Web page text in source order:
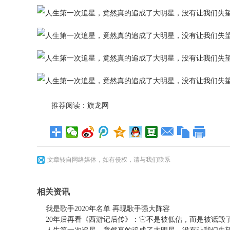
推荐阅读： 旗龙网
文章转自网络媒体，如有侵权，请与我们联系
相关资讯
我是歌手2020年名单 再现歌手强大阵容
20年后再看《西游记后传》：它不是被低估，而是被诋毁